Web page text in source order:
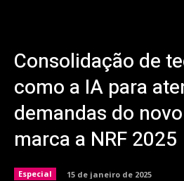
Consolidação de
como a IA para
demandas do
marca a NRF 2025
Especial
15 de janeiro de 2025